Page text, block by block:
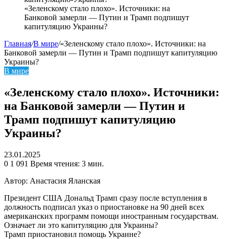
«Зеленскому стало плохо». Источники: на
Банковой замерли — Путин и Трамп подпишут
капитуляцию Украины?
Главная/В мире/«Зеленскому стало плохо». Источники: на
Банковой замерли — Путин и Трамп подпишут капитуляцию
Украины?
В мире
«Зеленскому стало плохо». Источники:
на Банковой замерли — Путин и
Трамп подпишут капитуляцию
Украины?
23.01.2025
0 1 091 Время чтения: 3 мин.
Автор: Анастасия Яланская
Президент США Дональд Трамп сразу после вступления в
должность подписал указ о приостановке на 90 дней всех
американских программ помощи иностранным государствам.
Означает ли это капитуляцию для Украины?
Трамп приостановил помощь Украине?